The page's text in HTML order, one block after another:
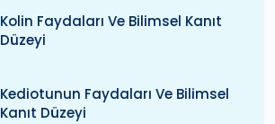
Kolin Faydaları Ve Bilimsel Kanıt
Düzeyi
Kediotunun Faydaları Ve Bilimsel
Kanıt Düzeyi